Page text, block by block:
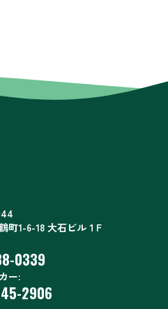
町1-6-18 大石ビル１F
0339
ー:
2906